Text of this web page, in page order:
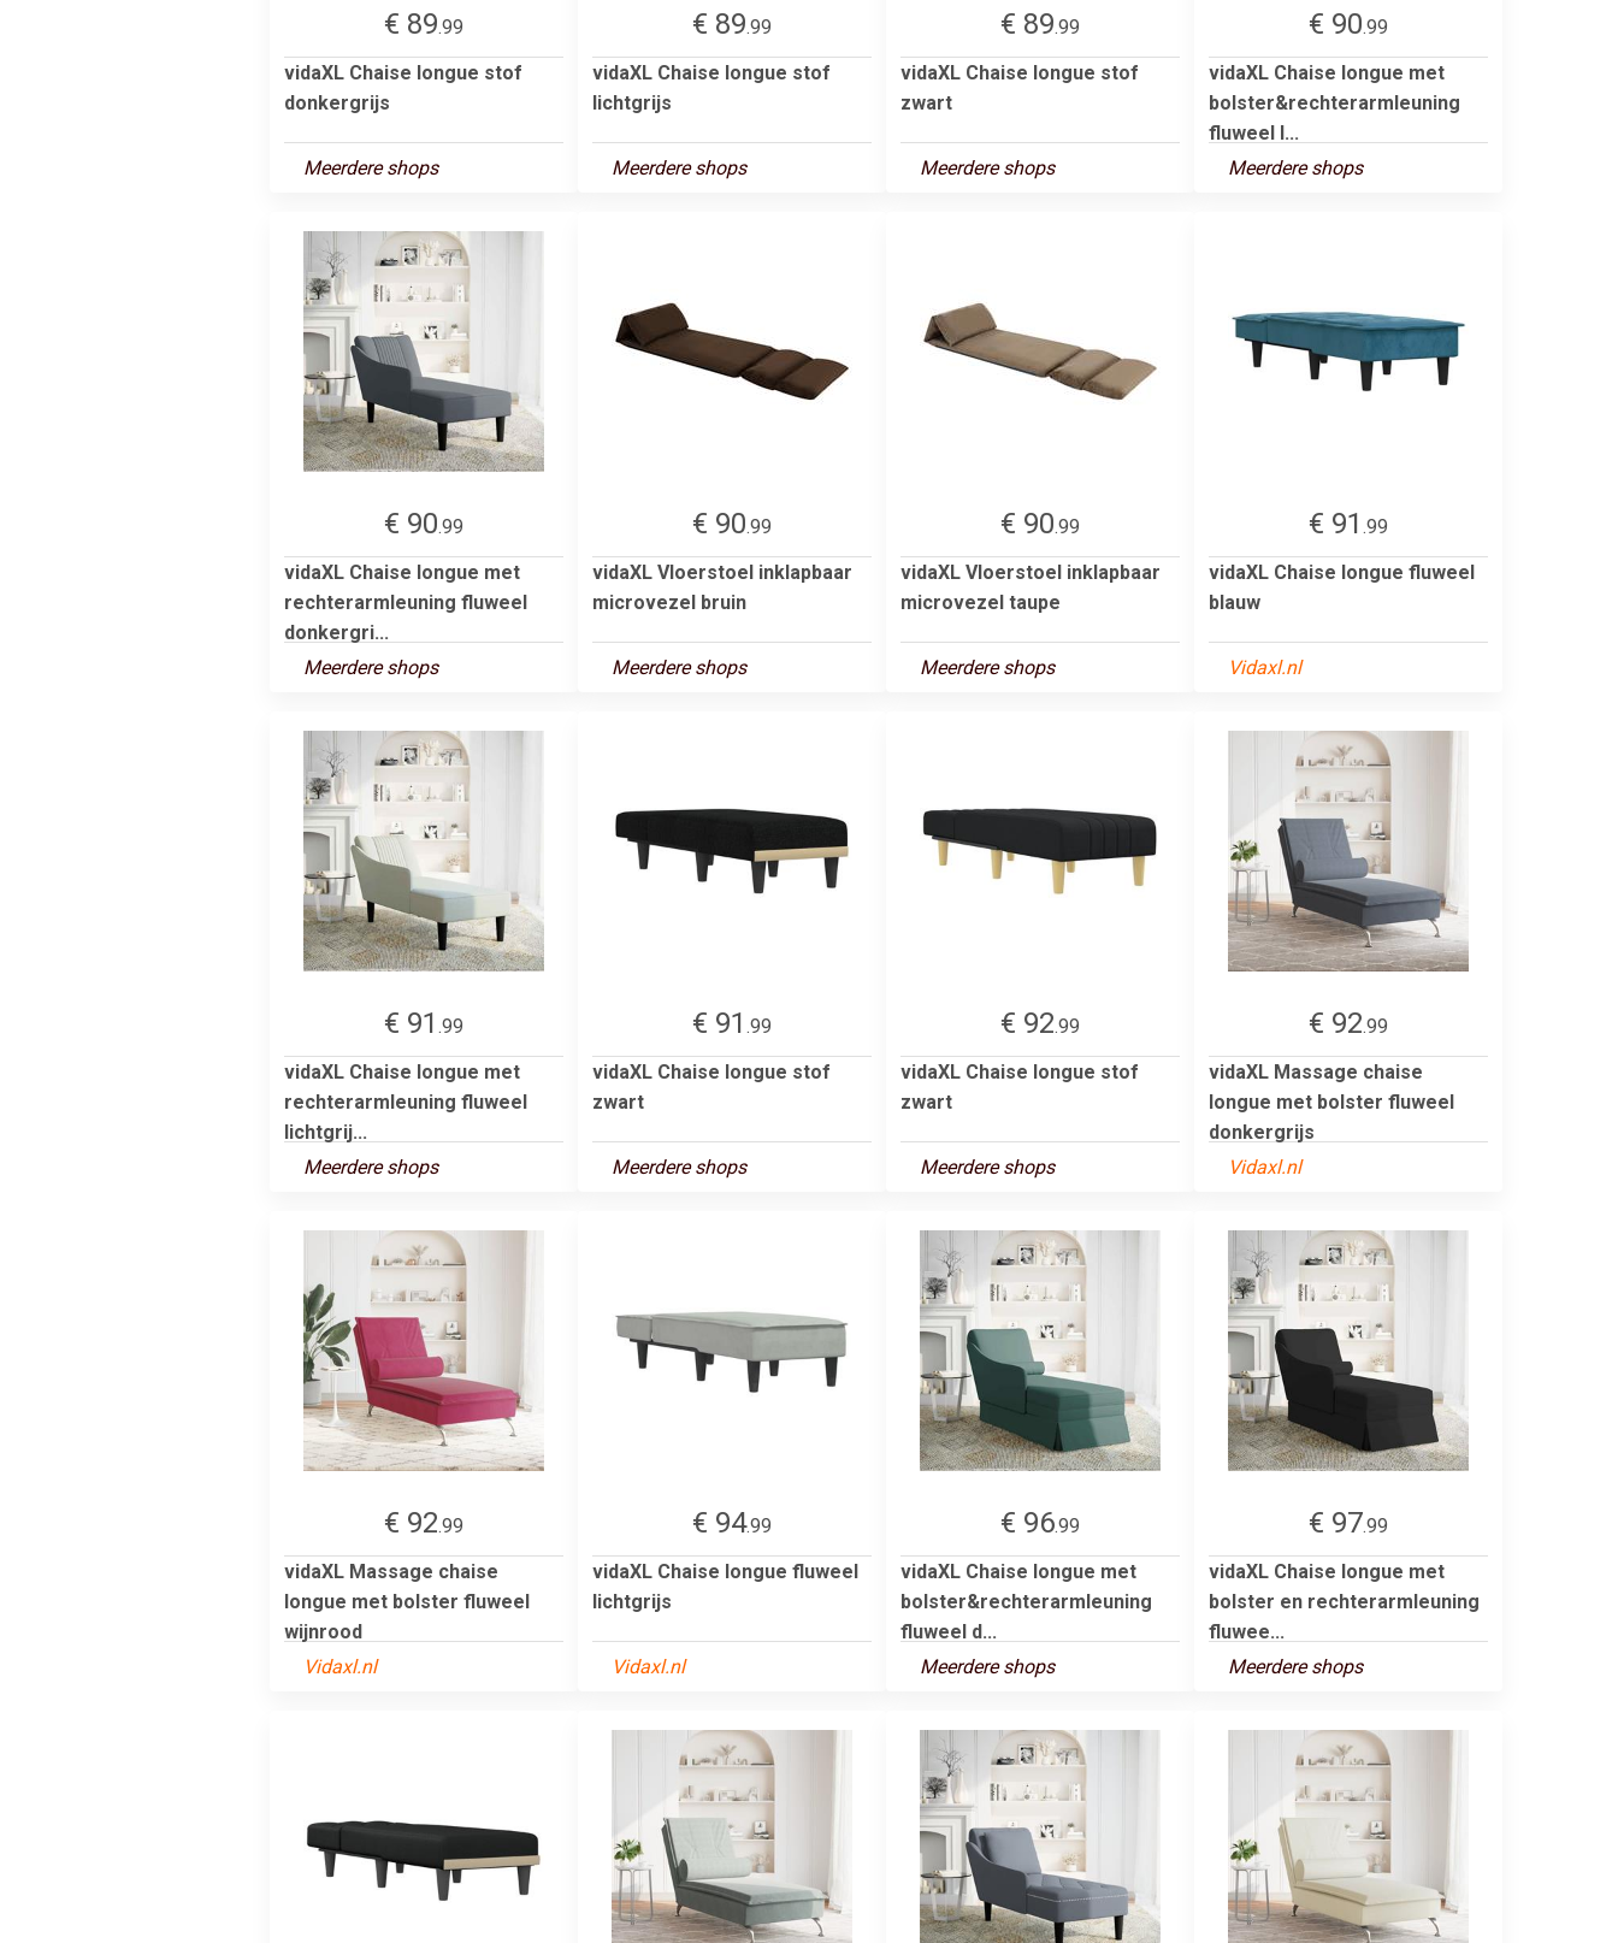
€ 89.99
vidaXL Chaise longue stof
donkergrijs
Meerdere shops
€ 89.99
vidaXL Chaise longue stof
lichtgrijs
Meerdere shops
€ 89.99
vidaXL Chaise longue stof
zwart
Meerdere shops
€ 90.99
vidaXL Chaise longue met
bolster&rechterarmleuning
fluweel l...
Meerdere shops
€ 90.99
vidaXL Chaise longue met
rechterarmleuning fluweel
donkergri...
Meerdere shops
€ 90.99
vidaXL Vloerstoel inklapbaar
microvezel bruin
Meerdere shops
€ 90.99
vidaXL Vloerstoel inklapbaar
microvezel taupe
Meerdere shops
€ 91 .99
vidaXL Chaise longue fluweel
blauw
Vidaxl.nl
€ 91 .99
vidaXL Chaise longue met
rechterarmleuning fluweel
lichtgrij...
Meerdere shops
€ 91 .99
vidaXL Chaise longue stof
zwart
Meerdere shops
€ 92.99
vidaXL Chaise longue stof
zwart
Meerdere shops
€ 92.99
vidaXL Massage chaise
longue met bolster fluweel
donkergrijs
Vidaxl.nl
€ 92.99
vidaXL Massage chaise
longue met bolster fluweel
wijnrood
Vidaxl.nl
€ 94.99
vidaXL Chaise longue fluweel
lichtgrijs
Vidaxl.nl
€ 96.99
vidaXL Chaise longue met
bolster&rechterarmleuning
fluweel d...
Meerdere shops
€ 97.99
vidaXL Chaise longue met
bolster en rechterarmleuning
fluwee...
Meerdere shops